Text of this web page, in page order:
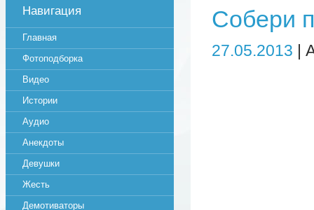
Собери
27.05.2013 |
Навигация
Главная
Фотоподборка
Видео
Истории
Аудио
Анекдоты
Девушки
Жесть
Демотиваторы